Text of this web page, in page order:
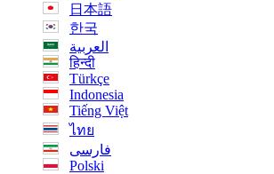
日本語
한국
العربية
हिन्दी
Türkçe
Indonesia
Tiếng Việt
ไทย
فارسی
Polski